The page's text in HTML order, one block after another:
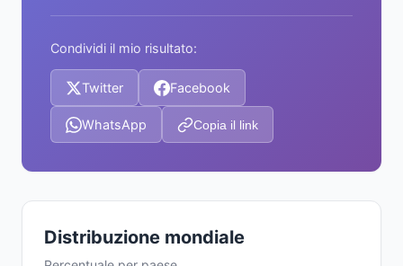
Condividi il mio risultato:
Twitter Facebook
WhatsApp Copia il link
Distribuzione mondiale